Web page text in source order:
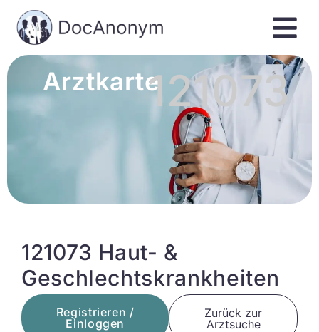
Arztkarte121073
121073 Haut- &
Geschlechtskrankheiten
Registrieren /
Einloggen
Zurück zur
Arztsuche